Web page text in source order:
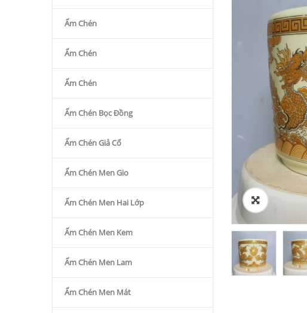
Ấm Chén
Ấm Chén
Ấm Chén
Ấm Chén Bọc Đồng
Ấm Chén Giả Cổ
Ấm Chén Men Gio
Ấm Chén Men Hai Lớp
Ấm Chén Men Kem
Ấm Chén Men Lam
Ấm Chén Men Mát